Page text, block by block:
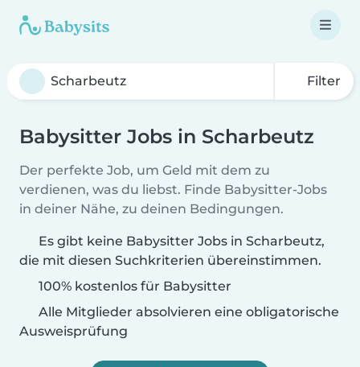
Filter
Babysitter Jobs in Scharbeutz
Der perfekte Job, um Geld mit dem zu
verdienen, was du liebst. Finde Babysitter-Jobs
in deiner Nähe, zu deinen Bedingungen.
Es gibt keine Babysitter Jobs in Scharbeutz,
die mit diesen Suchkriterien übereinstimmen.
100% kostenlos für Babysitter
Alle Mitglieder absolvieren eine obligatorische
Ausweisprüfung